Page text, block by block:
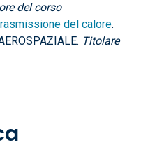
del corso
del calore.
Titolare